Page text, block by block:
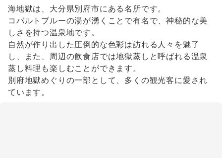
海地獄は、大分県別府市にある名所です。
コバルトブルーの湯が湧くことで有名で、神秘的な美
しさを持つ温泉地です。
自然が作り出した圧倒的な色彩は訪れる人々を魅了
し、また、周辺の飲食店では地獄蒸しと呼ばれる温泉
蒸し料理も楽しむことができます。
別府地獄めぐりの一部として、多くの観光客に愛され
ています。